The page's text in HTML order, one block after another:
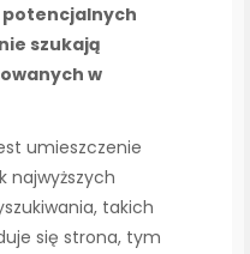
potencjalnych
szukają
w
umieszczenie
najwyższych
takich
się strona, tym